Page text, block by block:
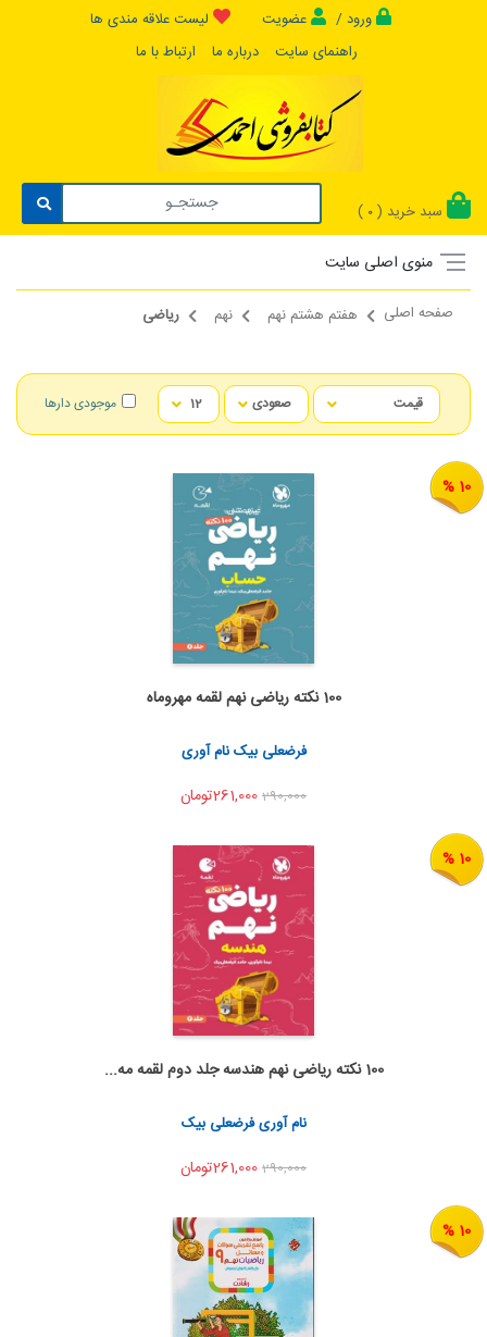
ورود / عضویت
لیست علاقه مندی ها
راهنمای سایت
درباره ما ارتباط با ما
سبد خرید ( 0
)
منوی اصلی سایت
صفحه اصلی هفتم هشتم نهم نهم ریاضی
موجودی دارها
10 %
اضافه به سبد خرید
اشتراک گذاری
100 نکته ریاضی نهم لقمه مهروماه
فرضعلی بیک نام آوری
290,000
10 %
اضافه به سبد خرید
اشتراک گذاری
100 نکته ریاضی نهم هندسه جلد دوم لقمه مه...
نام آوری فرضعلی بیک
290,000
10 %